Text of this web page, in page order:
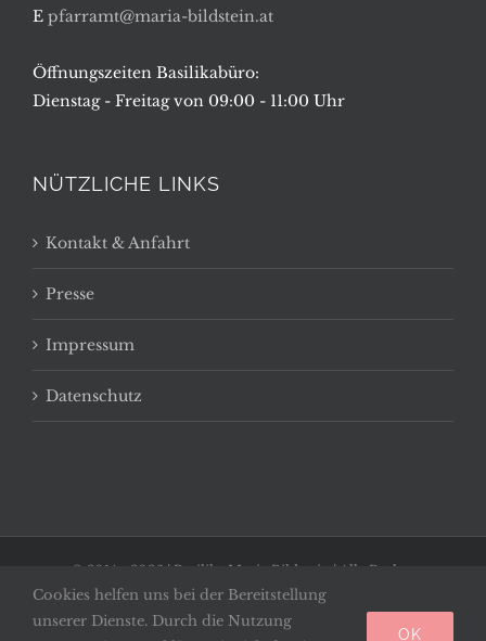
E pfarramt@maria-bildstein.at
Öffnungszeiten Basilikabüro:
Dienstag - Freitag von 09:00 - 11:00 Uhr
NÜTZLICHE LINKS
Kontakt & Anfahrt
Presse
Impressum
Datenschutz
© 2014 - 2026 | Basilika Maria Bildstein | Alle Rechte
vorbehalten
Cookies helfen uns bei der Bereitstellung
unserer Dienste. Durch die Nutzung
OK